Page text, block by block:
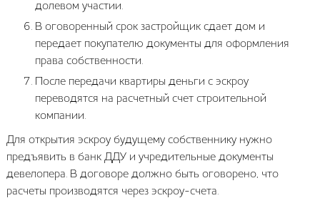
долевом участии.
В оговоренный срок застройщик сдает дом и
передает покупателю документы для оформления
права собственности.
После передачи квартиры деньги с эскроу
переводятся на расчетный счет строительной
компании.
Для открытия эскроу будущему собственнику нужно
предъявить в банк ДДУ и учредительные документы
девелопера. В договоре должно быть оговорено, что
расчеты производятся через эскроу-счета.